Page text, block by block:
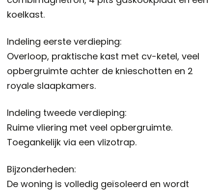
koelkast.
Indeling eerste verdieping:
Overloop, praktische kast met cv-ketel, veel
opbergruimte achter de knieschotten en 2
royale slaapkamers.
Indeling tweede verdieping:
Ruime vliering met veel opbergruimte.
Toegankelijk via een vlizotrap.
Bijzonderheden:
De woning is volledig geïsoleerd en wordt